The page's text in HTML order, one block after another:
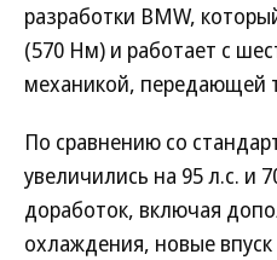
разработки BMW,
(570 Нм) и работает с
механикой, передающей
По сравнению со
увеличились на 95 л.с. и
доработок, включая
охлаждения, новые